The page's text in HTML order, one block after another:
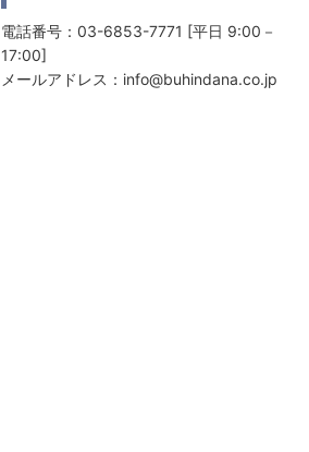
電話番号：03-6853-7771 [平日 9:00－
17:00]
メールアドレス： info@buhindana.co.jp